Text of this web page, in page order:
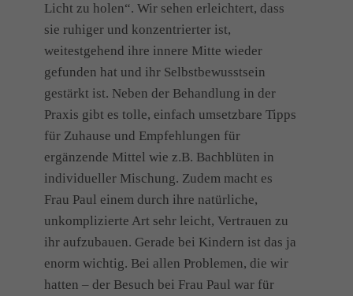
Licht zu holen“. Wir sehen erleichtert, dass
sie ruhiger und konzentrierter ist,
weitestgehend ihre innere Mitte wieder
gefunden hat und ihr Selbstbewusstsein
gestärkt ist. Neben der Behandlung in der
Praxis gibt es tolle, einfach umsetzbare Tipps
für Zuhause und Empfehlungen für
ergänzende Mittel wie z.B. Bachblüten in
individueller Mischung. Zudem macht es
Frau Paul einem durch ihre natürliche,
unkomplizierte Art sehr leicht, Vertrauen zu
ihr aufzubauen. Gerade bei Kindern ist das ja
enorm wichtig. Bei allen Problemen, die wir
hatten – der Besuch bei Frau Paul war für